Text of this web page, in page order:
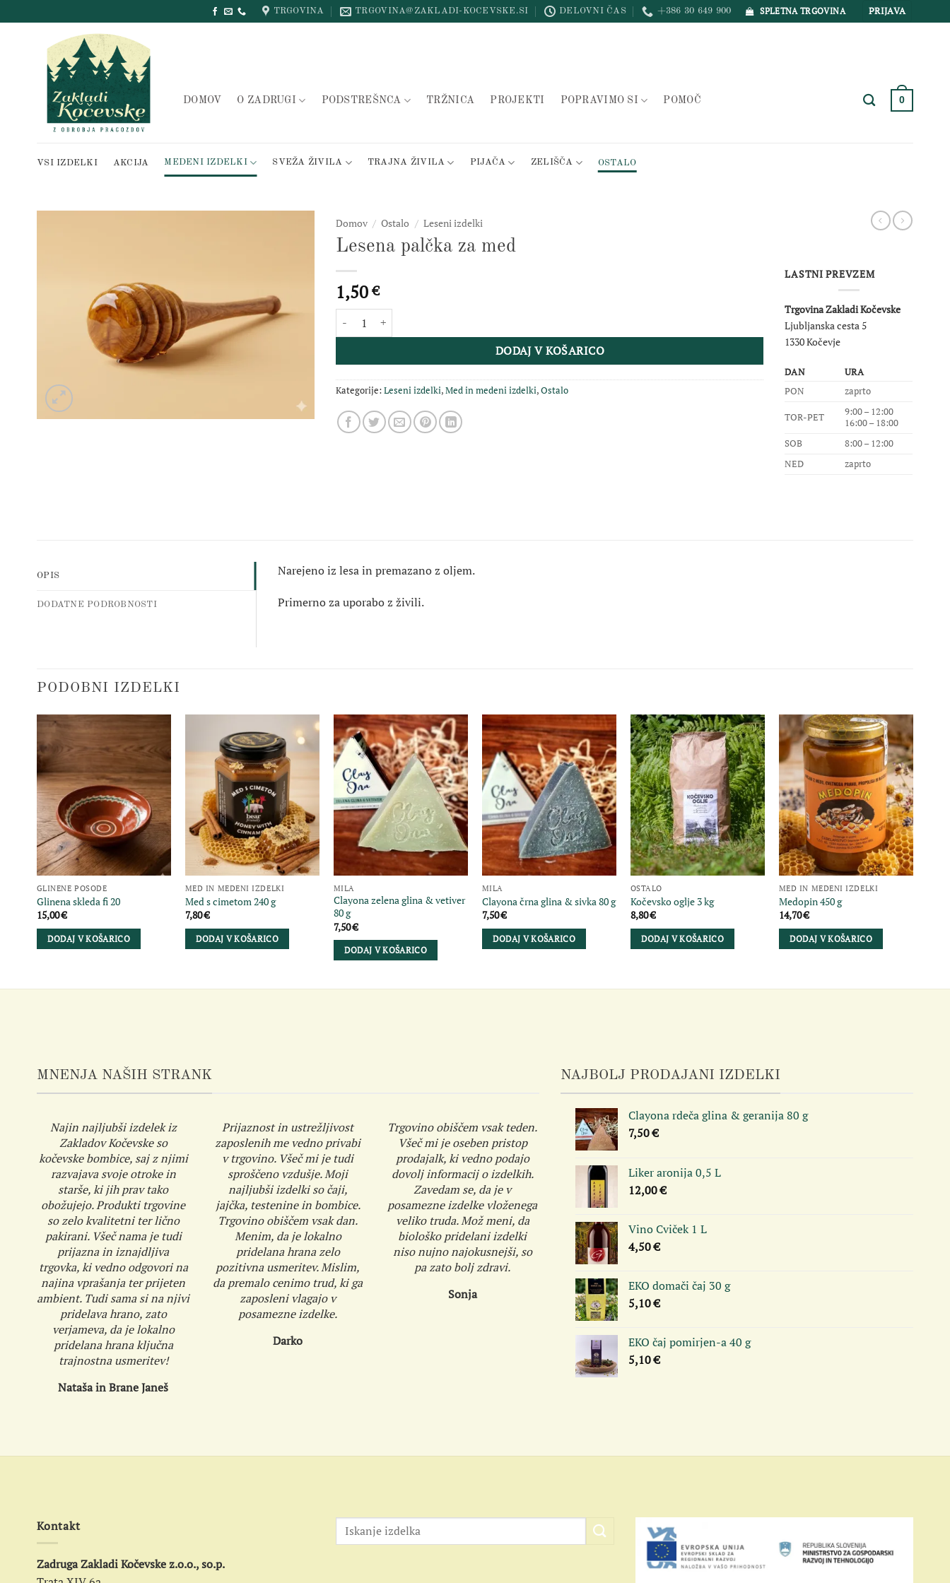
to
TRGOVINA TRGOVINA@ZAKLADI-KOCEVSKE.SI DELOVNI ČAS +386 30 649 900 SPLETNA TRGOVINA PRIJAVA
DOMOV O ZADRUGI PODSTREŠNCA TRŽNICA PROJEKTI POPRAVIMO SI POMOČ 0
VSI IZDELKI AKCIJA MEDENI IZDELKI SVEŽA ŽIVILA TRAJNA ŽIVILA PIJAČA ZELIŠČA OSTALO
Domov / Ostalo / Leseni izdelki
Lesena palčka za med
1,50€
DODAJ V KOŠARICO
Kategorije:Leseni izdelki,Med in medeni izdelki,Ostalo
LASTNI PREVZEM
Trgovina Zakladi Kočevske
Ljubljanska cesta 5
1330 Kočevje
DAN
URA
PON
zaprto
TOR-PET
9:00 – 12:00
16:00 – 18:00
SOB
8:00 – 12:00
NED
zaprto
OPIS
DODATNE PODROBNOSTI
Narejeno iz lesa in premazano z oljem.
Primerno za uporabo z živili.
PODOBNI IZDELKI
GLINENE POSODE
Glinena skleda fi 20
15,00€
DODAJ V KOŠARICO
MED IN MEDENI IZDELKI
Med s cimetom 240 g
7,80€
DODAJ V KOŠARICO
MILA
Clayona zelena glina & vetiver
80 g
7,50€
DODAJ V KOŠARICO
MILA
Clayona črna glina & sivka 80 g
7,50€
DODAJ V KOŠARICO
OSTALO
Kočevsko oglje 3 kg
8,80€
DODAJ V KOŠARICO
MED IN MEDENI IZDELKI
Medopin 450 g
14,70€
DODAJ V KOŠARICO
MNENJA NAŠIH STRANK
Najin najljubši izdelek iz
Zakladov Kočevske so
kočevske bombice, saj z njimi
razvajava svoje otroke in
starše, ki jih prav tako
obožujejo. Produkti trgovine
so zelo kvalitetni ter lično
pakirani. Všeč nama je tudi
prijazna in iznajdljiva
trgovka, ki vedno odgovori na
najina vprašanja ter prijeten
ambient. Tudi sama si na njivi
pridelava hrano, zato
verjameva, da je lokalno
pridelana hrana ključna
trajnostna usmeritev!
Nataša in Brane Janeš
Prijaznost in ustrežljivost
zaposlenih me vedno privabi
v trgovino. Všeč mi je tudi
sproščeno vzdušje. Moji
najljubši izdelki so čaji,
jajčka, testenine in bombice.
Trgovino obiščem vsak dan.
Menim, da je lokalno
pridelana hrana zelo
pozitivna usmeritev. Mislim,
da premalo cenimo trud, ki ga
zaposleni vlagajo v
posamezne izdelke.
Darko
Trgovino obiščem vsak teden.
Všeč mi je oseben pristop
prodajalk, ki vedno podajo
dovolj informacij o izdelkih.
Zavedam se, da je v
posamezne izdelke vloženega
veliko truda. Mož meni, da
biološko pridelani izdelki
niso nujno najokusnejši, so
pa zato bolj zdravi.
Sonja
NAJBOLJ PRODAJANI IZDELKI
Clayona rdeča glina & geranija 80 g
7,50€
Liker aronija 0,5 L
12,00€
Vino Cviček 1 L
4,50€
EKO domači čaj 30 g
5,10€
EKO čaj pomirjen-a 40 g
5,10€
Kontakt
Zadruga Zakladi Kočevske z.o.o., so.p.